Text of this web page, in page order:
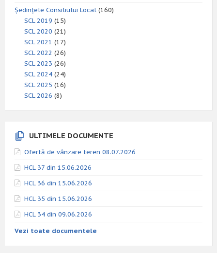
Ședințele Consiliului Local (160)
SCL 2019 (15)
SCL 2020 (21)
SCL 2021 (17)
SCL 2022 (26)
SCL 2023 (26)
SCL 2024 (24)
SCL 2025 (16)
SCL 2026 (8)
ULTIMELE DOCUMENTE
Ofertă de vânzare teren 08.07.2026
HCL 37 din 15.06.2026
HCL 36 din 15.06.2026
HCL 35 din 15.06.2026
HCL 34 din 09.06.2026
Vezi toate documentele